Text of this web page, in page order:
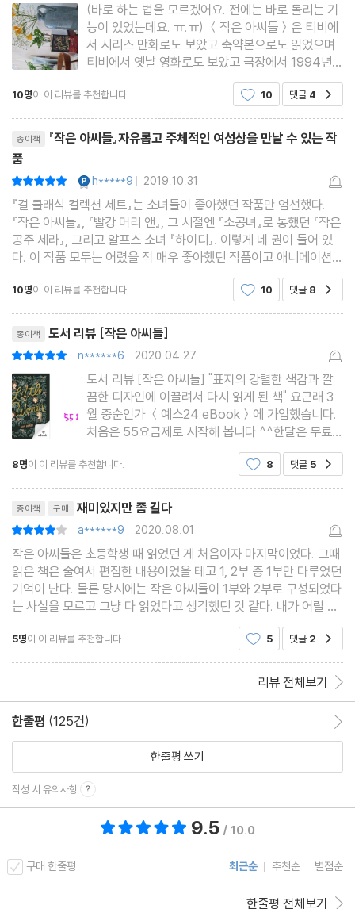
(바로 하는 법을 모르겠어요. 전에는 바로 돌리는 기
능이 있었는데요. ㅠ.ㅠ) ＜작은 아씨들＞은 티비에
서 시리즈 만화로도 보았고 축약본으로도 읽었으며
티비에서 옛날 영화로도 보았고 극장에서 1994년
영화도 보았다. 잘 알고 있는 이야기라고 생각했는데
완역본은 새로운 이야기였다. 총 4부로 이루어진 이
이야기는 1부 끝에
10명이 이 리뷰를 추천합니다. 10 댓글 4
종이책
『작은 아씨들』자유롭고 주체적인 여성상을 만날 수 있는 작
품
| h*****9 | 2019.10.31
『걸 클래식 컬렉션 세트』는 소녀들이 좋아했던 작품만 엄선했다.
『작은 아씨들』, 『빨강 머리 앤』, 그 시절엔 『소공녀』로 통했던 『작은
공주 세라』, 그리고 알프스 소녀 『하이디』. 이렇게 네 권이 들어 있
다. 이 작품 모두는 어렸을 적 매우 좋아했던 작품이고 애니메이션으
로 혹은 영화로도 보았던 작품들이다. 세부적인 내용까지 모두 기억
10명이 이 리뷰를 추천합니다. 10 댓글 8
종이책 도서 리뷰 [작은 아씨들]
| n******6 | 2020.04.27
도서 리뷰 [작은 아씨들] "표지의 강렬한 색감과 깔
끔한 디자인에 이끌려서 다시 읽게 된 책" 요근래 3
월 중순인가 ＜예스24 eBook＞에 가입했습니다.
처음은 55요금제로 시작해 봅니다 ^^한달은 무료라
고 합니다. 그래서 처음 골라 읽게 된 책이 ＜작은 아
씨들＞입니다. 어린 날에 책으로 읽고, 영화(드라마
가 없는 저로서는 메그, 베
8명이 이 리뷰를 추천합니다. 8 댓글 5
종이책 구매 재미있지만 좀 길다
| a******9 | 2020.08.01
작은 아씨들은 초등학생 때 읽었던 게 처음이자 마지막이었다. 그때
읽은 책은 줄여서 편집한 내용이었을 테고 1, 2부 중 1부만 다루었던
기억이 난다. 물론 당시에는 작은 아씨들이 1부와 2부로 구성되었다
는 사실을 모르고 그냥 다 읽었다고 생각했던 것 같다. 내가 어릴 때
만 해도 자식이 서넛 되는 집이 많아서 마치 집안의 네 자매가 많다
고 보지는 않았고 우리 집의 내 여동생들보
5명이 이 리뷰를 추천합니다. 5 댓글 2
리뷰 전체보기
한줄평 (125건)
한줄평 쓰기
작성 시 유의사항
9.5 / 10.0
구매 한줄평 최근순 추천순 별점순
한줄평 전체보기